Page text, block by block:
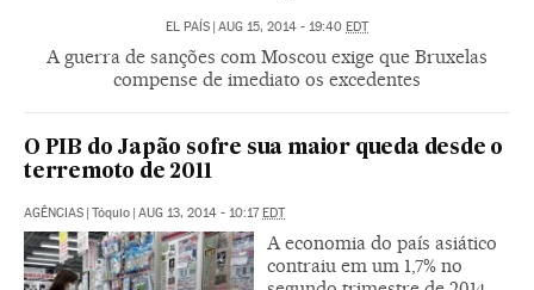
EL PAÍS AUG 15, 2014 - 19:40 EDT
A guerra de sanções com Moscou exige que Bruxelas
compense de imediato os excedentes
O PIB do Japão sofre sua maior queda desde o
terremoto de 2011
AGÊNCIAS Tóquio AUG 13, 2014 - 10:17 EDT
A economia do país asiático
contraiu em um 1,7% no